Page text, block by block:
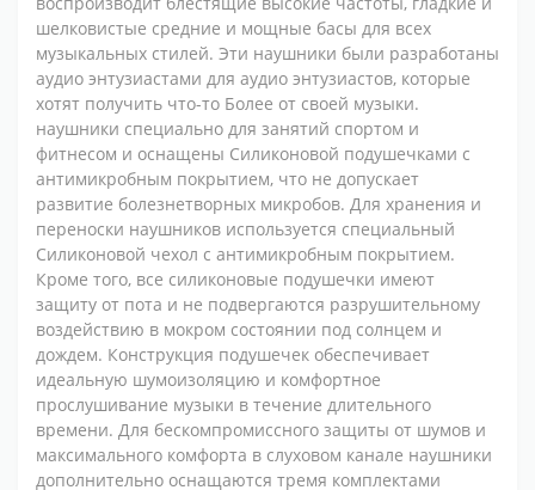
шелковистые средние и мощные басы для всех
музыкальных стилей. Эти наушники были разработаны
аудио энтузиастами для аудио энтузиастов, которые
хотят получить что-то Более от своей музыки.
наушники специально для занятий спортом и
фитнесом и оснащены Силиконовой подушечками с
антимикробным покрытием, что не допускает
развитие болезнетворных микробов. Для хранения и
переноски наушников используется специальный
Силиконовой чехол с антимикробным покрытием.
Кроме того, все силиконовые подушечки имеют
защиту от пота и не подвергаются разрушительному
воздействию в мокром состоянии под солнцем и
дождем. Конструкция подушечек обеспечивает
идеальную шумоизоляцию и комфортное
прослушивание музыки в течение длительного
времени. Для бескомпромиссного защиты от шумов и
максимального комфорта в слуховом канале наушники
дополнительно оснащаются тремя комплектами